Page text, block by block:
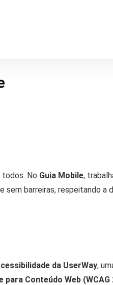
No Guia Mobile,
barreiras, respeitando a
da UserWay,
Conteúdo Web (WCAG